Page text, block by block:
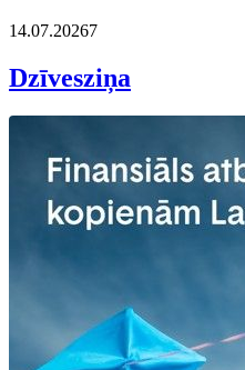
14.07.20267
Dzīvesziņa